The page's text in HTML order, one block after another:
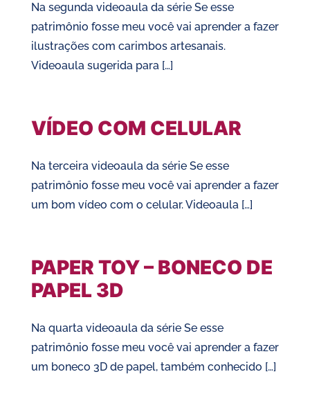
Na segunda videoaula da série Se esse
patrimônio fosse meu você vai aprender a fazer
ilustrações com carimbos artesanais.
Videoaula sugerida para […]
VÍDEO COM CELULAR
Na terceira videoaula da série Se esse
patrimônio fosse meu você vai aprender a fazer
um bom vídeo com o celular. Videoaula […]
PAPER TOY – BONECO DE
PAPEL 3D
Na quarta videoaula da série Se esse
patrimônio fosse meu você vai aprender a fazer
um boneco 3D de papel, também conhecido […]